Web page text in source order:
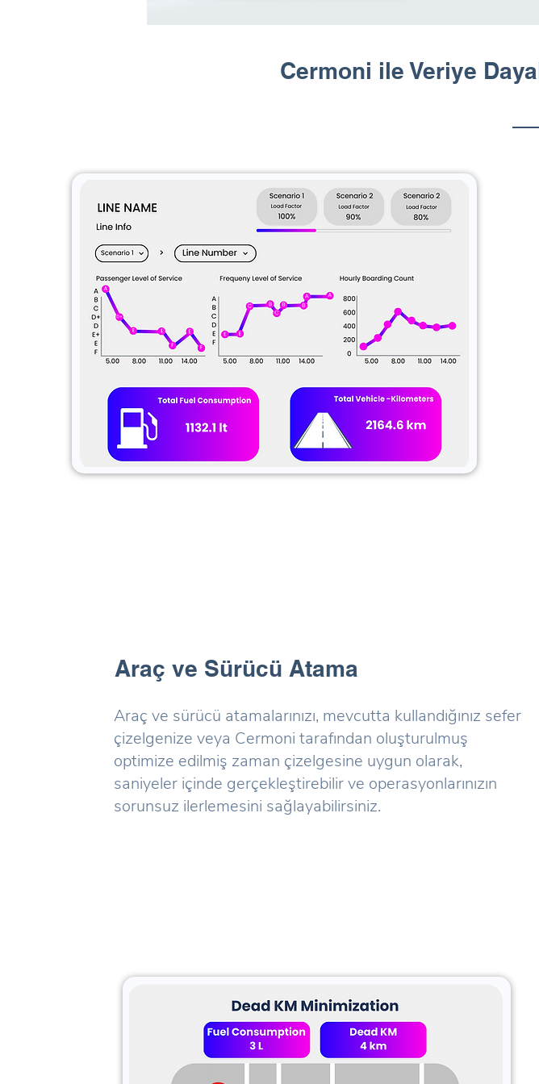
Cermoni ile Veriye
Araç ve Sürücü Atama
Araç ve sürücü atamalarınızı, mevcutta kullandığınız sefer
çizelgenize veya Cermoni tarafından oluşturulmuş
optimize edilmiş zaman çizelgesine uygun olarak,
saniyeler içinde gerçekleştirebilir ve operasyonlarınızın
sorunsuz ilerlemesini sağlayabilirsiniz.